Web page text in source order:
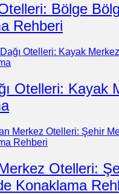
Bölge
Rehberi
Otelleri: Kayak
Otelleri:
Konaklama